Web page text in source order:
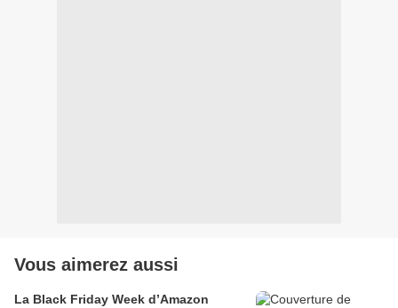
Vous aimerez aussi
La Black Friday Week d’Amazon